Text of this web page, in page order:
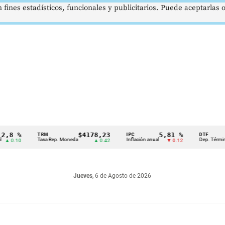
TRM
Tasa Rep. Moneda
$4178,23
▲ 0.42
IPC
Inflación anual
5,81 %
▼ 0.12
DTF
Dep. Término Fijo
Jueves, 6 de Agosto de 2026
estadísticos, funcionales y publicitarios. Puede aceptarlas